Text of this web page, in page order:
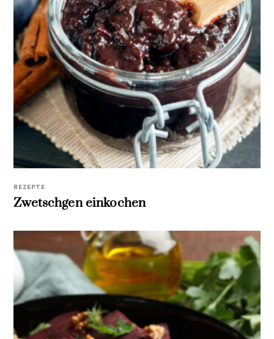
REZEPTE
Zwetschgen einkochen